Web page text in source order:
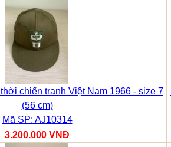
chiến tranh Việt Nam 1966 - size 7
(56 cm)
Mã SP: AJ10314
3.200.000 VNĐ